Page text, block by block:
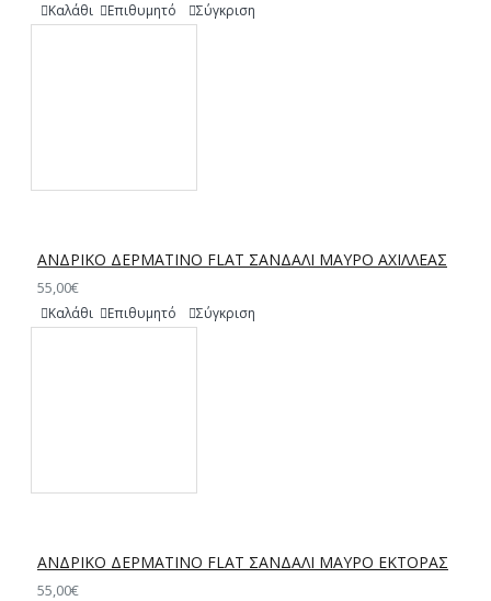
Καλάθι Επιθυμητό Σύγκριση
ΑΝΔΡΙΚΟ ΔΕΡΜΑΤΙΝΟ FLAT ΣΑΝΔΑΛΙ ΜΑΥΡΟ ΑΧΙΛΛΕΑΣ
55,00€
Καλάθι Επιθυμητό Σύγκριση
ΑΝΔΡΙΚΟ ΔΕΡΜΑΤΙΝΟ FLAT ΣΑΝΔΑΛΙ ΜΑΥΡΟ ΕΚΤΟΡΑΣ
55,00€